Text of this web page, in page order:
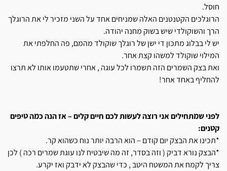
חוסל.
הרוגלכים הקטנטנים האלה שמניחים אחד על השני מזכיר לי את הרוגלך
הרך והשוקולדי שיש בשוק מחנה יהודה.
יש לי בבלוג מתכון די ישן של רוגלך שוקולד מהמם, פה החלפתי את
המילוי שוקולד למשהו קצת אחר.
ואת בצק השמרים הזה תשמרו לכל עוגה , אחרי שתטעמו אותו לא תרצו
להחליף באחד אחר!
לפני שמתחילים אני רוצה לעשות לכם חיים קלים – אז הנה כמה טיפים
קטנים:
*תכינו את הבצק יום קודם – הוא הרבה יותר נוח כשהוא קר.
*הבצק נורא דביק ( וזה בסדר, זה מה שיבטיח לנו עוגת שמרים רכה ) לכן
צריך לקמח את המשטח היטב , כדי שהבצק לא ידבק ואז יקרע.